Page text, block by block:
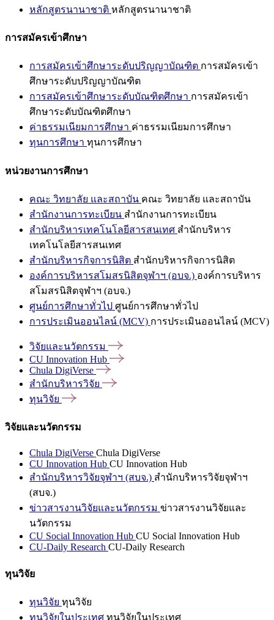
หลักสูตรนานาชาติ หลักสูตรนานาชาติ
การสมัครเข้าศึกษา
การสมัครเข้าศึกษาระดับปริญญาบัณฑิต การสมัครเข้า
ศึกษาระดับปริญญาบัณฑิต
การสมัครเข้าศึกษาระดับบัณฑิตศึกษา การสมัครเข้า
ศึกษาระดับบัณฑิตศึกษา
ค่าธรรมเนียมการศึกษา ค่าธรรมเนียมการศึกษา
ทุนการศึกษา ทุนการศึกษา
หน่วยงานการศึกษา
คณะ วิทยาลัย และสถาบัน คณะ วิทยาลัย และสถาบัน
สำนักงานการทะเบียน สำนักงานการทะเบียน
สำนักบริหารเทคโนโลยีสารสนเทศ สำนักบริหาร
เทคโนโลยีสารสนเทศ
สำนักบริหารกิจการนิสิต สำนักบริหารกิจการนิสิต
องค์การบริหารสโมสรนิสิตจุฬาฯ (อบจ.) องค์การบริหาร
สโมสรนิสิตจุฬาฯ (อบจ.)
ศูนย์การศึกษาทั่วไป ศูนย์การศึกษาทั่วไป
การประเมินออนไลน์ (MCV) การประเมินออนไลน์ (MCV)
วิจัยและนวัตกรรม
CU Innovation Hub
Chula DigiVerse
สำนักบริหารวิจัย
ทุนวิจัย
วิจัยและนวัตกรรม
Chula DigiVerse Chula DigiVerse
CU Innovation Hub CU Innovation Hub
สำนักบริหารวิจัยจุฬาฯ (สบจ.) สำนักบริหารวิจัยจุฬาฯ
(สบจ.)
ข่าวสารงานวิจัยและนวัตกรรม ข่าวสารงานวิจัยและ
นวัตกรรม
CU Social Innovation Hub CU Social Innovation Hub
CU-Daily Research CU-Daily Research
ทุนวิจัย
ทุนวิจัย ทุนวิจัย
ทุนวิจัยในประเทศ ทุนวิจัยในประเทศ